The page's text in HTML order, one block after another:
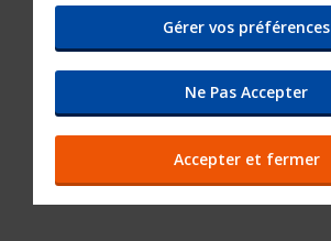
Gérer vos préférences
Ne Pas Accepter
Accepter et fermer